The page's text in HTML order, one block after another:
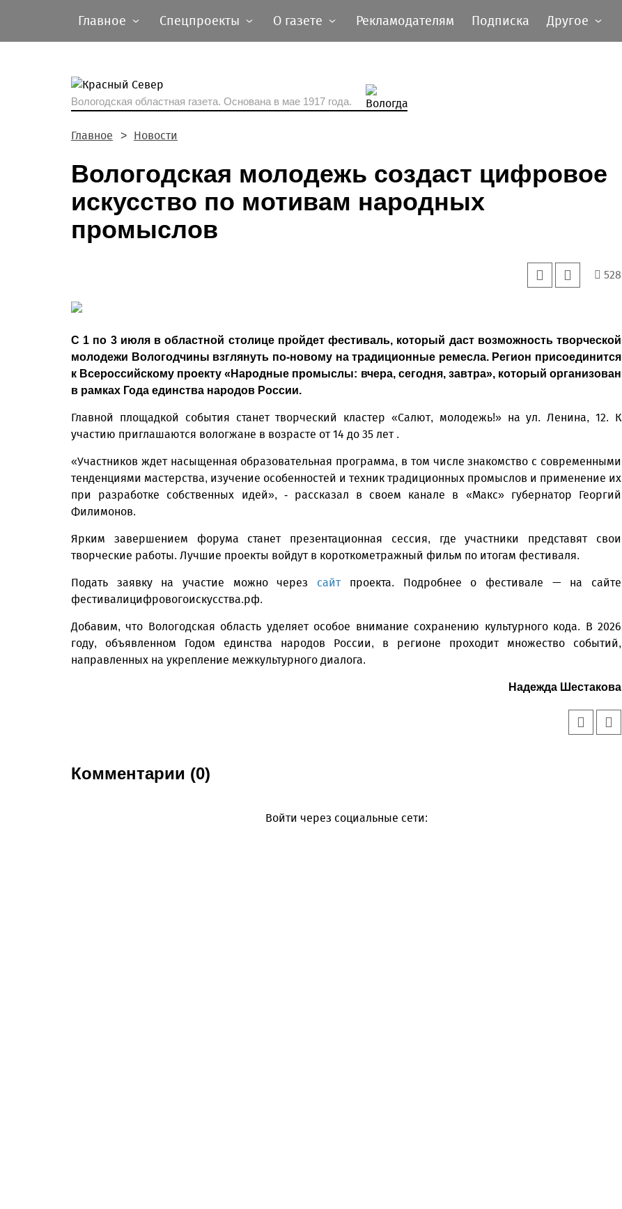
Главное Спецпроекты О газете Рекламодателям Подписка Другое
Вологодская областная газета. Основана в мае 1917 года.
Главное Новости
Вологодская молодежь создаст цифровое
искусство по мотивам народных
промыслов
528
С 1 по 3 июля в областной столице пройдет фестиваль, который даст возможность творческой
молодежи Вологодчины взглянуть по-новому на традиционные ремесла. Регион присоединится
к Всероссийскому проекту «Народные промыслы: вчера, сегодня, завтра», который организован
в рамках Года единства народов России.
Главной площадкой события станет творческий кластер «Салют, молодежь!» на ул. Ленина, 12. К
участию приглашаются вологжане в возрасте от 14 до 35 лет .
«Участников ждет насыщенная образовательная программа, в том числе знакомство с современными
тенденциями мастерства, изучение особенностей и техник традиционных промыслов и применение их
при разработке собственных идей», - рассказал в своем канале в «Макс» губернатор Георгий
Филимонов.
Ярким завершением форума станет презентационная сессия, где участники представят свои
творческие работы. Лучшие проекты войдут в короткометражный фильм по итогам фестиваля.
Подать заявку на участие можно через сайтпроекта. Подробнее о фестивале — на сайте
фестивалицифровогоискусства.рф.
Добавим, что Вологодская область уделяет особое внимание сохранению культурного кода. В 2026
году, объявленном Годом единства народов России, в регионе проходит множество событий,
направленных на укрепление межкультурного диалога.
Надежда Шестакова
Комментарии (0)
Войти через социальные сети: